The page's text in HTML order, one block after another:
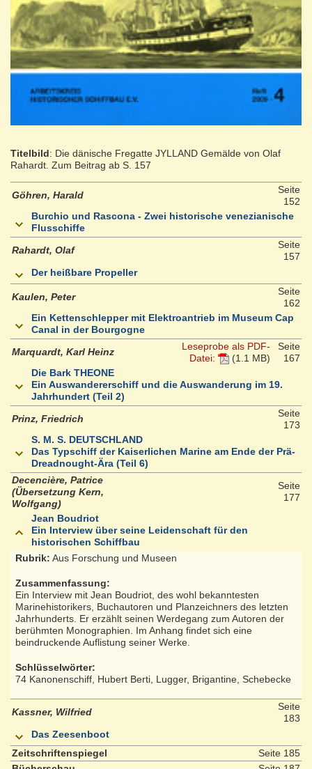
Titelbild: Die dänische Fregatte JYLLAND Gemälde von Olaf
Rahardt. Zum Beitrag ab S. 157
Göhren, Harald
Seite
152
Burchio und Rascona - Zwei historische venezianische
Flusschiffe
Rahardt, Olaf
Seite
157
Der heißbare Propeller
Kaulen, Peter
Seite
162
Ein Kettenschlepper mit Elektroantrieb im Museum Cap
Canal in der Bourgogne
Marquardt, Karl Heinz
Leseprobe als PDF-
Datei:
(1.1 MB)
Seite
167
Die Bark THEONE
Ein Auswandererschiff und die Auswanderung im 19.
Jahrhundert (Teil 2)
Prinz, Friedrich
Seite
173
S. M. S. DEUTSCHLAND
Das Typschiff der Kaiserlichen Marine am Ende der Prä-
Dreadnought-Ära (Teil 6)
Decencière, Patrice
(Übersetzung Kern,
Wolfgang)
Seite
177
Jean Boudriot
Ein Interview über seine Leidenschaft für den
historischen Schiffbau
Rubrik: Aus Forschung und Museen
Zusammenfassung:
Ein Interview mit Jean Boudriot, des wohl bekanntesten
Marinehistorikers, Buchautoren und Planzeichners des letzten
Jahrhunderts. Er erzählt seinen Werdegang zum Autoren der
berühmten Monographien. Im Anhang findet sich eine
beindruckende Auflistung seiner Werke.
Schlüsselwörter:
74 Kanonenschiff, Hubert Berti, Lugger, Brigantine, Schebecke
Kassner, Wilfried
Seite
183
Das Zeesenboot
Zeitschriftenspiegel
Seite 185